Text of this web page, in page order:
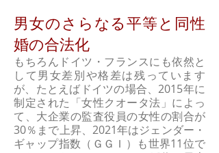
男女のさらなる平等と同性
婚の合法化
もちろんドイツ・フランスにも依然と
して男女差別や格差は残っています
が、たとえばドイツの場合、2015年に
制定された「女性クオータ法」によっ
て、大企業の監査役員の女性の割合が
30％まで上昇、2021年はジェンダー・
ギャップ指数（ＧＧＩ）も世界11位で